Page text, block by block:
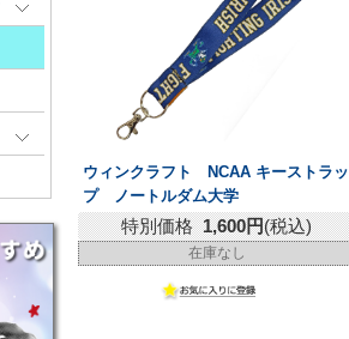
ウィンクラフト NCAA キーストラッ
プ ノートルダム大学
特別価格 1,600円(税込)
在庫なし